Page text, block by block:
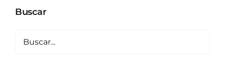
Buscar